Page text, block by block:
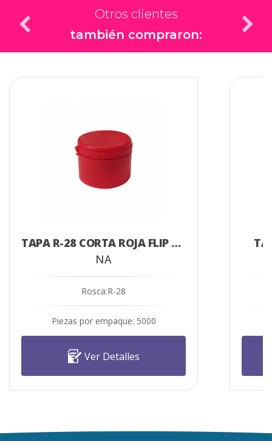
Otros clientes
también compraron:
TAPA R-28 CORTA ROJA FLIP TOP ROSCA PRESIÓN
NA
Rosca:R-28
Piezas por empaque: 5000
Ver Detalles